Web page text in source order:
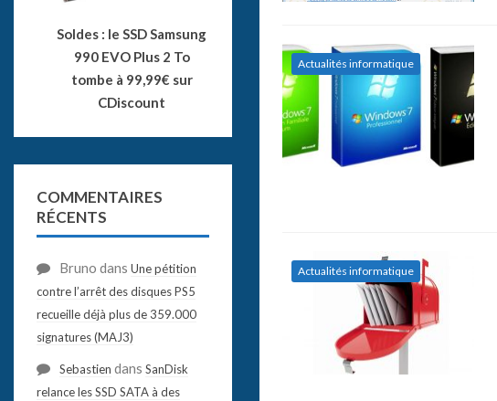
Actualités informatique
Actualités informatique
Soldes : le SSD Samsung
990 EVO Plus 2 To
tombe à 99,99€ sur
CDiscount
COMMENTAIRES
RÉCENTS
Bruno dans Une pétition
contre l’arrêt des disques PS5
recueille déjà plus de 359.000
signatures (MAJ3)
Sebastien dans SanDisk
relance les SSD SATA à des